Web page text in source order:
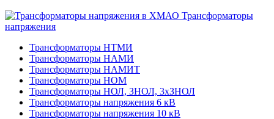
Трансформаторы
напряжения
Трансформаторы НТМИ
Трансформаторы НАМИ
Трансформаторы НАМИТ
Трансформаторы НОМ
Трансформаторы НОЛ, ЗНОЛ, 3хЗНОЛ
Трансформаторы напряжения 6 кВ
Трансформаторы напряжения 10 кВ